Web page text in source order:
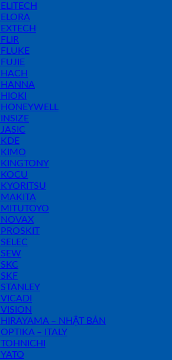
ELITECH
ELORA
EXTECH
FLIR
FLUKE
FUJIE
HACH
HANNA
HIOKI
HONEYWELL
INSIZE
JASIC
KDE
KIMO
KINGTONY
KOCU
KYORITSU
MAKITA
MITUTOYO
NOVAX
PROSKIT
SELEC
SEW
SKC
SKF
STANLEY
VICADI
VISION
HIRAYAMA – NHẬT BẢN
OPTIKA – ITALY
TOHNICHI
YATO